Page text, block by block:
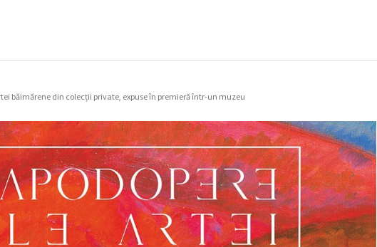
băimărene din colecții private, expuse în premieră într-un muzeu